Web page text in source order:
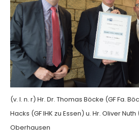
(v. l. n. r) Hr. Dr. Thomas Böcke (GF Fa.
Hacks (GF IHK zu Essen) u. Hr. Oliver Nuth
Oberhausen